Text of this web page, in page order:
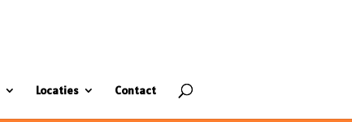
Locaties Contact